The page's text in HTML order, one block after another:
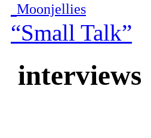
Moonjellies
“Small Talk”
interviews